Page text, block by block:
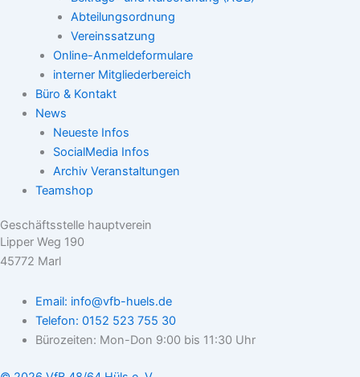
Abteilungsordnung
Vereinssatzung
Online-Anmeldeformulare
interner Mitgliederbereich
Büro & Kontakt
News
Neueste Infos
SocialMedia Infos
Archiv Veranstaltungen
Teamshop
Geschäftsstelle hauptverein
Lipper Weg 190
45772 Marl
Email: info@vfb-huels.de
Telefon: 0152 523 755 30
Bürozeiten: Mon-Don 9:00 bis 11:30 Uhr